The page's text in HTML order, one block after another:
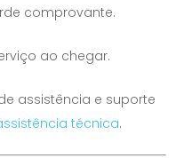
comprovante.
ao chegar.
assistência e suporte
técnica.